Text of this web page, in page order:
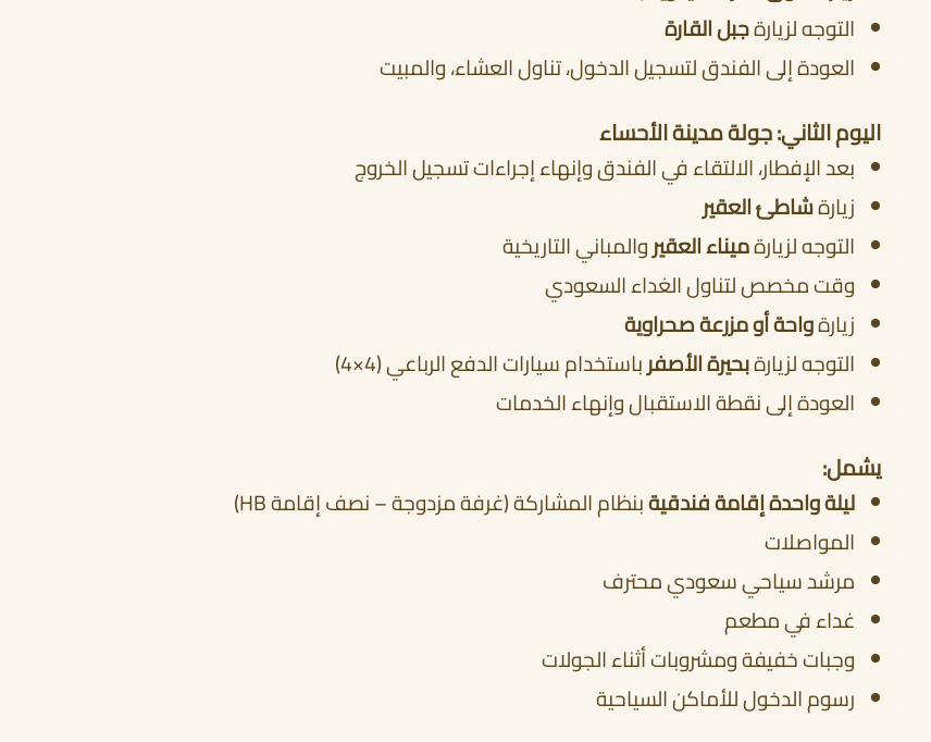
التوجه لزيارةجبل القارة
العودة إلى الفندق لتسجيل الدخول، تناول العشاء، والمبيت
اليوم الثاني: جولة مدينة الأحساء
بعد الإفطار، الالتقاء في الفندق وإنهاء إجراءات تسجيل الخروج
زيارةشاطئ العقير
التوجه لزيارةميناء العقيروالمباني التاريخية
وقت مخصص لتناول الغداء السعودي
زيارةواحة أو مزرعة صحراوية
التوجه لزيارةبحيرة الأصفرباستخدام سيارات الدفع الرباعي (4×4)
العودة إلى نقطة الاستقبال وإنهاء الخدمات
يشمل:
ليلة واحدة إقامة فندقيةبنظام المشاركة (غرفة مزدوجة – نصف إقامة HB)
المواصلات
مرشد سياحي سعودي محترف
غداء في مطعم
وجبات خفيفة ومشروبات أثناء الجولات
رسوم الدخول للأماكن السياحية